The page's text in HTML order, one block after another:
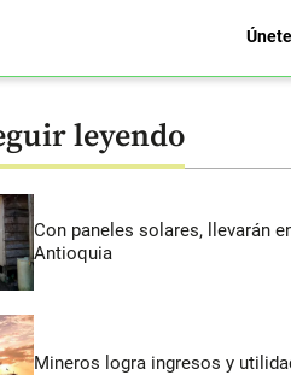
leyendo
Con paneles solares, llevarán
Antioquia
Mineros logra ingresos y